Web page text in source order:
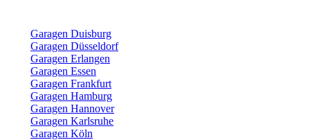
Garagen Duisburg
Garagen Düsseldorf
Garagen Erlangen
Garagen Essen
Garagen Frankfurt
Garagen Hamburg
Garagen Hannover
Garagen Karlsruhe
Garagen Köln